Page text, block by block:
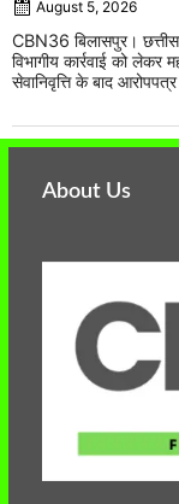
August 5, 2026
CBN36 बिलासपुर।
विभागीय कार्रवाई को लेकर
सेवानिवृत्ति के बाद
About Us